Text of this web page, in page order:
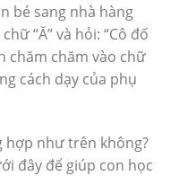
bé sang nhà hàng
“Ă” và hỏi: “Cô đố
chăm chăm vào chữ
cách dạy của phụ
hợp như trên không?
đây để giúp con học